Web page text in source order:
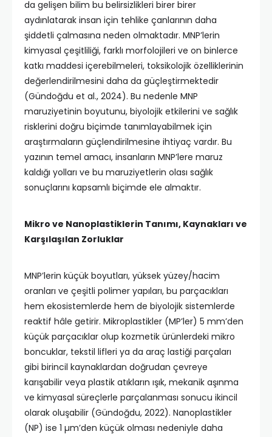
da gelişen bilim bu belirsizlikleri birer birer
aydınlatarak insan için tehlike çanlarının daha
şiddetli çalmasına neden olmaktadır. MNP’lerin
kimyasal çeşitliliği, farklı morfolojileri ve on binlerce
katkı maddesi içerebilmeleri, toksikolojik özelliklerinin
değerlendirilmesini daha da güçleştirmektedir
(Gündoğdu et al., 2024). Bu nedenle MNP
maruziyetinin boyutunu, biyolojik etkilerini ve sağlık
risklerini doğru biçimde tanımlayabilmek için
araştırmaların güçlendirilmesine ihtiyaç vardır. Bu
yazının temel amacı, insanların MNP’lere maruz
kaldığı yolları ve bu maruziyetlerin olası sağlık
sonuçlarını kapsamlı biçimde ele almaktır.
Mikro ve Nanoplastiklerin Tanımı, Kaynakları ve
Karşılaşılan Zorluklar
MNP’lerin küçük boyutları, yüksek yüzey/hacim
oranları ve çeşitli polimer yapıları, bu parçacıkları
hem ekosistemlerde hem de biyolojik sistemlerde
reaktif hâle getirir. Mikroplastikler (MP’ler) 5 mm’den
küçük parçacıklar olup kozmetik ürünlerdeki mikro
boncuklar, tekstil lifleri ya da araç lastiği parçaları
gibi birincil kaynaklardan doğrudan çevreye
karışabilir veya plastik atıkların ışık, mekanik aşınma
ve kimyasal süreçlerle parçalanması sonucu ikincil
olarak oluşabilir (Gündoğdu, 2022). Nanoplastikler
(NP) ise 1 µm’den küçük olması nedeniyle daha